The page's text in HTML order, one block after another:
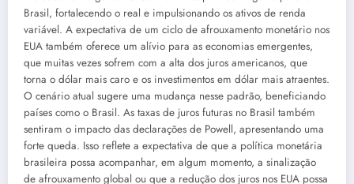
Brasil, fortalecendo o real e impulsionando os ativos de renda
variável. A expectativa de um ciclo de afrouxamento monetário nos
EUA também oferece um alívio para as economias emergentes,
que muitas vezes sofrem com a alta dos juros americanos, que
torna o dólar mais caro e os investimentos em dólar mais atraentes.
O cenário atual sugere uma mudança nesse padrão, beneficiando
países como o Brasil. As taxas de juros futuras no Brasil também
sentiram o impacto das declarações de Powell, apresentando uma
forte queda. Isso reflete a expectativa de que a política monetária
brasileira possa acompanhar, em algum momento, a sinalização
de afrouxamento global ou que a redução dos juros nos EUA possa